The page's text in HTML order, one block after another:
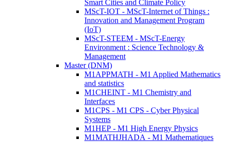
Smart Cities and Climate Policy
MScT-IOT - MScT-Internet of Things :
Innovation and Management Program
(IoT)
MScT-STEEM - MScT-Energy
Environment : Science Technology &
Management
Master (DNM)
M1APPMATH - M1 Applied Mathematics
and statistics
M1CHEINT - M1 Chemistry and
Interfaces
M1CPS - M1 CPS - Cyber Physical
Systems
M1HEP - M1 High Energy Physics
M1MATHJHADA - M1 Mathematiques